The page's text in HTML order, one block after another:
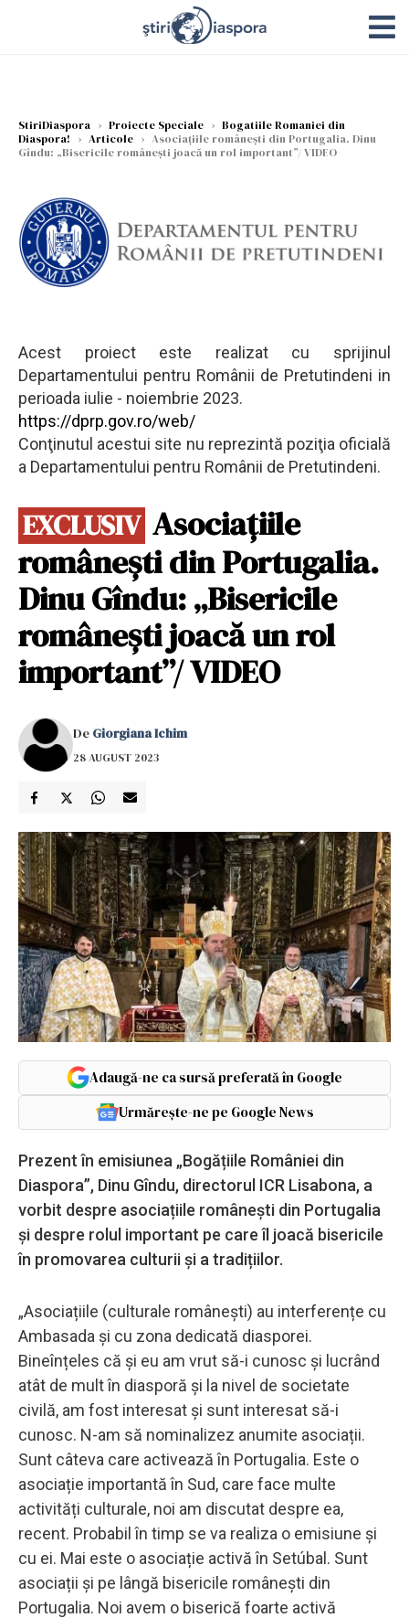
StiriDiaspora › Proiecte Speciale › Bogatiile Romaniei din
Diaspora!
› Articole › Asociațiile românești din Portugalia. Dinu
Gîndu: „Bisericile românești joacă un rol important”/ VIDEO
Acest proiect este realizat cu sprijinul
Departamentului pentru Românii de Pretutindeni in
perioada iulie - noiembrie 2023.
https://dprp.gov.ro/web/
Conţinutul acestui site nu reprezintă poziţia oficială
a Departamentului pentru Românii de Pretutindeni.
EXCLUSIV Asociațiile
românești din Portugalia.
Dinu Gîndu: „Bisericile
românești joacă un rol
important”/ VIDEO
De Giorgiana Ichim
28 AUGUST 2023
Adaugă-ne ca sursă preferată în Google
Urmărește-ne pe Google News
Prezent în emisiunea „Bogățiile României din
Diaspora”, Dinu Gîndu, directorul ICR Lisabona, a
vorbit despre asociațiile românești din Portugalia
și despre rolul important pe care îl joacă bisericile
în promovarea culturii și a tradițiilor.
„Asociațiile (culturale românești) au interferențe cu
Ambasada și cu zona dedicată diasporei.
Bineînțeles că și eu am vrut să-i cunosc și lucrând
atât de mult în diasporă și la nivel de societate
civilă, am fost interesat și sunt interesat să-i
cunosc. N-am să nominalizez anumite asociații.
Sunt câteva care activează în Portugalia. Este o
asociație importantă în Sud, care face multe
activități culturale, noi am discutat despre ea,
recent. Probabil în timp se va realiza o emisiune și
cu ei. Mai este o asociație activă în Setúbal. Sunt
asociații și pe lângă bisericile românești din
Portugalia. Noi avem o biserică foarte activă